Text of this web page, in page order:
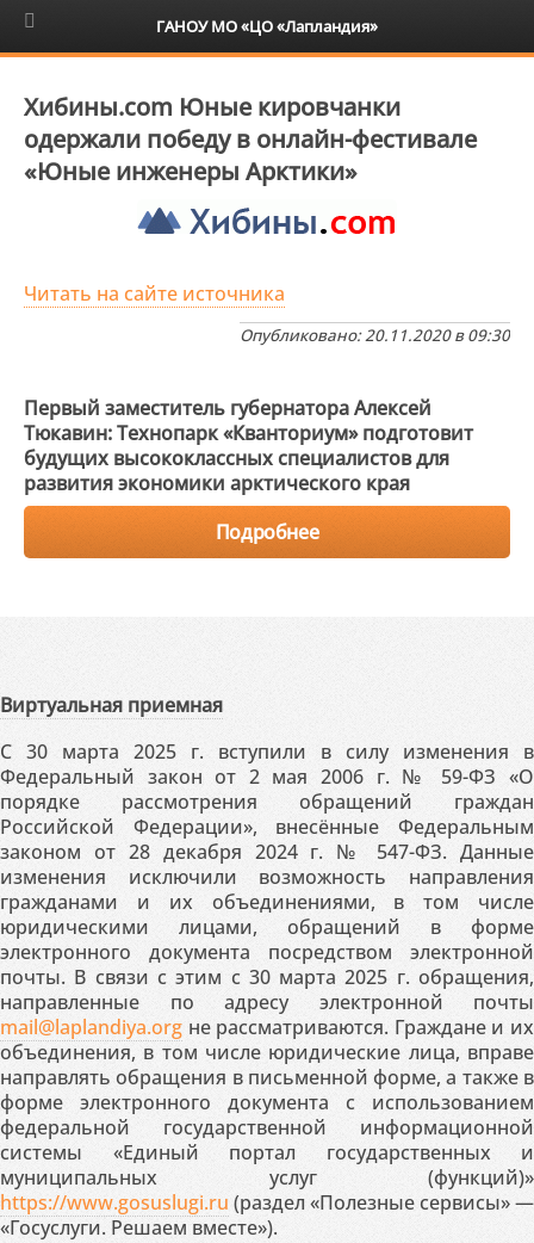
6+
Хибины.com Юные кировчанки
одержали победу в онлайн-фестивале
«Юные инженеры Арктики»
Читать на сайте источника
Опубликовано: 20.11.2020 в 09:30
Первый заместитель губернатора Алексей
Тюкавин: Технопарк «Кванториум» подготовит
будущих высококлассных специалистов для
развития экономики арктического края
Подробнее
Виртуальная приемная
С 30 марта 2025 г. вступили в силу изменения в
Федеральный закон от 2 мая 2006 г. № 59-ФЗ «О
порядке рассмотрения обращений граждан
Российской Федерации», внесённые Федеральным
законом от 28 декабря 2024 г. № 547-ФЗ. Данные
изменения исключили возможность направления
гражданами и их объединениями, в том числе
юридическими лицами, обращений в форме
электронного документа посредством электронной
почты. В связи с этим с 30 марта 2025 г. обращения,
направленные по адресу электронной почты
mail@laplandiya.org не рассматриваются. Граждане и их
объединения, в том числе юридические лица, вправе
направлять обращения в письменной форме, а также в
форме электронного документа с использованием
федеральной государственной информационной
системы «Единый портал государственных и
муниципальных услуг (функций)»
https://www.gosuslugi.ru (раздел «Полезные сервисы» —
«Госуслуги. Решаем вместе»).
ГАНОУ МО «ЦО «Лапландия»